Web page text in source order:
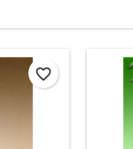
favorite_border